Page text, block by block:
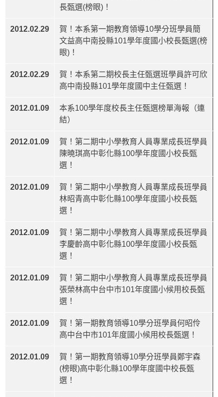
長甄選(榜眼)！
2012.02.29
賀！本系第一期教育領導10學分班學員簡
文益高中南投縣101學年度國小校長甄選(榜
眼)！
2012.02.29
賀！本系第二期校長主任甄選班學員許可欣
高中南投縣101學年度國中主任甄選！
2012.01.09
本系100學年度校長主任甄選榜單海報（連
結）
2012.01.09
賀！第二期中小學教育人員專業成長班學員
陳曉琪高中彰化縣100學年度國小校長甄
選！
2012.01.09
賀！第二期中小學教育人員專業成長班學員
林昭青高中彰化縣100學年度國小校長甄
選！
2012.01.09
賀！第二期中小學教育人員專業成長班學員
李慶齡高中彰化縣100學年度國小校長甄
選！
2012.01.09
賀！第二期中小學教育人員專業成長班學員
張榮林高中台中市101年度國小候用校長甄
選！
2012.01.09
賀！第一期教育領導10學分班學員何昭伶
高中台中市101年度國小候用校長甄選！
2012.01.09
賀！第一期教育領導10學分班學員鄭宇森
(榜眼)高中彰化縣100學年度國中校長甄
選！